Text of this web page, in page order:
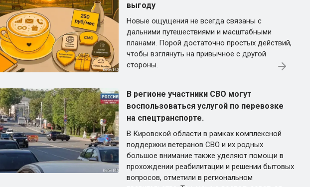
выгоду
Новые ощущения не всегда связаны с
дальними путешествиями и масштабными
планами. Порой достаточно простых действий,
чтобы взглянуть на привычное с другой
стороны.
В регионе участники СВО могут
воспользоваться услугой по перевозке
на спецтранспорте.
В Кировской области в рамках комплексной
поддержки ветеранов СВО и их родных
большое внимание также уделяют помощи в
прохождении реабилитации и решении бытовых
вопросов, отметили в региональном